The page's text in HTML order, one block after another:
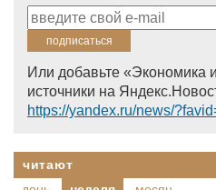
Или добавьте «Экономика
источники на
https://yandex.ru/news/
читают